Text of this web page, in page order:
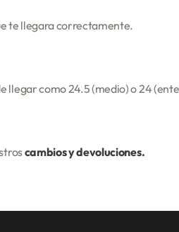
te llegara correctamente.
llegar como 24.5 (medio) o 24
cambios y devoluciones.